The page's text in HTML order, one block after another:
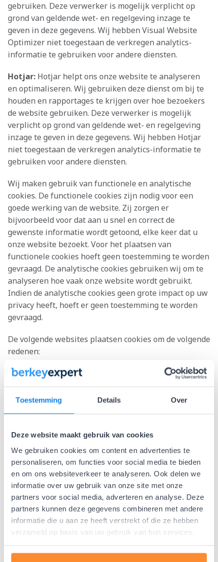
Toestemming Details Over
Deze website maakt gebruik van cookies
We gebruiken cookies om content en advertenties te
personaliseren, om functies voor social media te bieden
en om ons websiteverkeer te analyseren. Ook delen we
informatie over uw gebruik van onze site met onze
partners voor social media, adverteren en analyse. Deze
partners kunnen deze gegevens combineren met andere
informatie die u aan ze heeft verstrekt of die ze hebben
verzameld op basis van uw gebruik van hun services.
gebruiken. Deze verwerker is mogelijk verplicht op
grond van geldende wet- en regelgeving inzage te
geven in deze gegevens. Wij hebben Visual Website
Optimizer niet toegestaan de verkregen analytics-
informatie te gebruiken voor andere diensten.
Hotjar: Hotjar helpt ons onze website te analyseren
en optimaliseren. Wij gebruiken deze dienst om bij te
houden en rapportages te krijgen over hoe bezoekers
de website gebruiken. Deze verwerker is mogelijk
verplicht op grond van geldende wet- en regelgeving
inzage te geven in deze gegevens. Wij hebben Hotjar
niet toegestaan de verkregen analytics-informatie te
gebruiken voor andere diensten.
Wij maken gebruik van functionele en analytische
cookies. De functionele cookies zijn nodig voor een
goede werking van de website. Zij zorgen er
bijvoorbeeld voor dat aan u snel en correct de
gewenste informatie wordt getoond, elke keer dat u
onze website bezoekt. Voor het plaatsen van
functionele cookies hoeft geen toestemming te worden
gevraagd. De analytische cookies gebruiken wij om te
analyseren hoe vaak onze website wordt gebruikt.
Indien de analytische cookies geen grote impact op uw
privacy heeft, hoeft er geen toestemming te worden
gevraagd.
De volgende websites plaatsen cookies om de volgende
redenen:
Google AdWords (tracking cookie):
Meet hoe je de
kennis gebruiken we om onze AdWords campagnes te
Microsoft (Bing Ads) (marketing cookie):
aan onze webshop in de vorm van advertenties van
(artikelen van) onze website.
Facebook (social media Cookie):Deze cookie maakt
het mogelijk onze Facebook pagina te ‘liken’. Deze
button werkt door middel van een code die van
Facebook afkomstig is.